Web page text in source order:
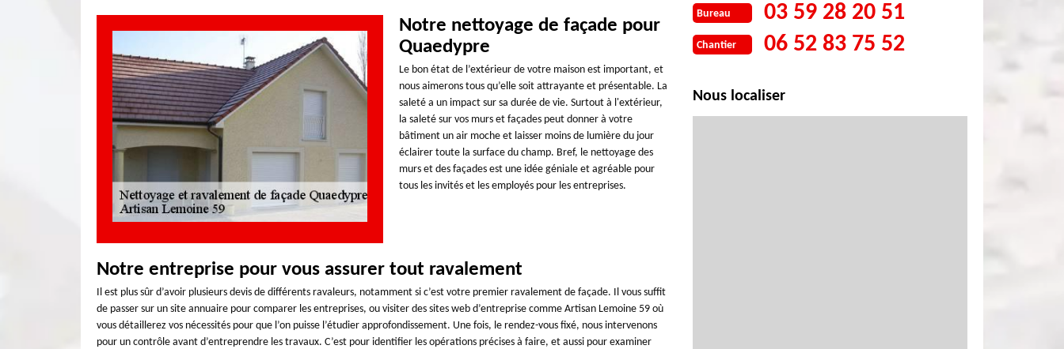
Notre nettoyage de façade pour
Quaedypre
Le bon état de l’extérieur de votre maison est important, et
nous aimerons tous qu’elle soit attrayante et présentable. La
saleté a un impact sur sa durée de vie. Surtout à l'extérieur,
la saleté sur vos murs et façades peut donner à votre
bâtiment un air moche et laisser moins de lumière du jour
éclairer toute la surface du champ. Bref, le nettoyage des
murs et des façades est une idée géniale et agréable pour
tous les invités et les employés pour les entreprises.
Notre entreprise pour vous assurer tout ravalement
Il est plus sûr d’avoir plusieurs devis de différents ravaleurs, notamment si c’est votre premier ravalement de façade. Il vous suffit
de passer sur un site annuaire pour comparer les entreprises, ou visiter des sites web d’entreprise comme Artisan Lemoine 59 où
vous détaillerez vos nécessités pour que l’on puisse l’étudier approfondissement. Une fois, le rendez-vous fixé, nous intervenons
pour un contrôle avant d’entreprendre les travaux. C’est pour identifier les opérations précises à faire, et aussi pour examiner
Bureau 03 59 28 20 51
Chantier 06 52 83 75 52
Nous localiser